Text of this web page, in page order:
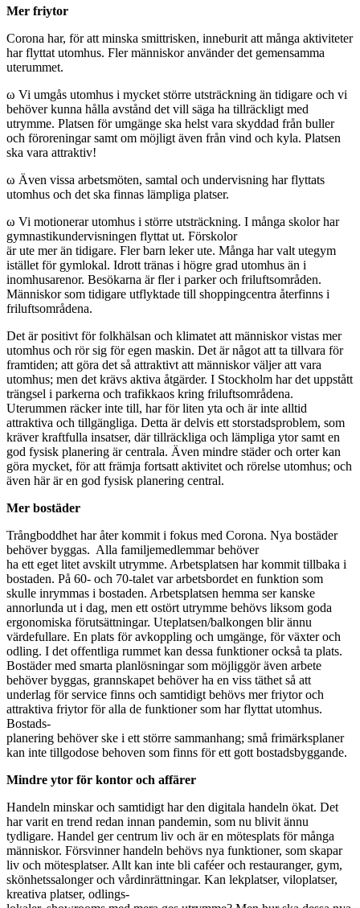
Mer friytor
Corona har, för att minska smittrisken, inneburit att många aktiviteter
har flyttat utomhus. Fler människor använder det gemensamma
uterummet.
ω Vi umgås utomhus i mycket större utsträckning än tidigare och vi
behöver kunna hålla avstånd det vill säga ha tillräckligt med
utrymme. Platsen för umgänge ska helst vara skyddad från buller
och föroreningar samt om möjligt även från vind och kyla. Platsen
ska vara attraktiv!
ω Även vissa arbetsmöten, samtal och undervisning har flyttats
utomhus och det ska finnas lämpliga platser.
ω Vi motionerar utomhus i större utsträckning. I många skolor har
gymnastikundervisningen flyttat ut. Förskolor
är ute mer än tidigare. Fler barn leker ute. Många har valt utegym
istället för gymlokal. Idrott tränas i högre grad utomhus än i
inomhusarenor. Besökarna är fler i parker och friluftsområden.
Människor som tidigare utflyktade till shoppingcentra återfinns i
friluftsområdena.
Det är positivt för folkhälsan och klimatet att människor vistas mer
utomhus och rör sig för egen maskin. Det är något att ta tillvara för
framtiden; att göra det så attraktivt att människor väljer att vara
utomhus; men det krävs aktiva åtgärder. I Stockholm har det uppstått
trängsel i parkerna och trafikkaos kring friluftsområdena.
Uterummen räcker inte till, har för liten yta och är inte alltid
attraktiva och tillgängliga. Detta är delvis ett storstadsproblem, som
kräver kraftfulla insatser, där tillräckliga och lämpliga ytor samt en
god fysisk planering är centrala. Även mindre städer och orter kan
göra mycket, för att främja fortsatt aktivitet och rörelse utomhus; och
även här är en god fysisk planering central.
Mer bostäder
Trångboddhet har åter kommit i fokus med Corona. Nya bostäder
behöver byggas. Alla familjemedlemmar behöver
ha ett eget litet avskilt utrymme. Arbetsplatsen har kommit tillbaka i
bostaden. På 60- och 70-talet var arbetsbordet en funktion som
skulle inrymmas i bostaden. Arbetsplatsen hemma ser kanske
annorlunda ut i dag, men ett ostört utrymme behövs liksom goda
ergonomiska förutsättningar. Uteplatsen/balkongen blir ännu
värdefullare. En plats föravkoppling och umgänge, för växter och
odling. I det offentliga rummet kan dessa funktioner också ta plats.
Bostäder med smarta planlösningar som möjliggör även arbete
behöver byggas, grannskapet behöver ha en viss täthet så att
underlag för service finns och samtidigt behövs mer friytor och
attraktiva friytor för alla de funktioner som har flyttat utomhus.
Bostads-
planering behöver ske i ett större sammanhang; små frimärksplaner
kan inte tillgodose behoven som finns för ett gott bostadsbyggande.
Mindre ytor för kontor och affärer
Handeln minskar och samtidigt har den digitala handeln ökat. Det
har varit en trend redan innan pandemin, som nu blivit ännu
tydligare. Handel ger centrum liv och är en mötesplats för många
människor. Försvinner handeln behövs nya funktioner, som skapar
liv och mötesplatser. Allt kan inte bli caféer och restauranger, gym,
skönhetssalonger och vårdinrättningar. Kan lekplatser, viloplatser,
kreativa platser, odlings-